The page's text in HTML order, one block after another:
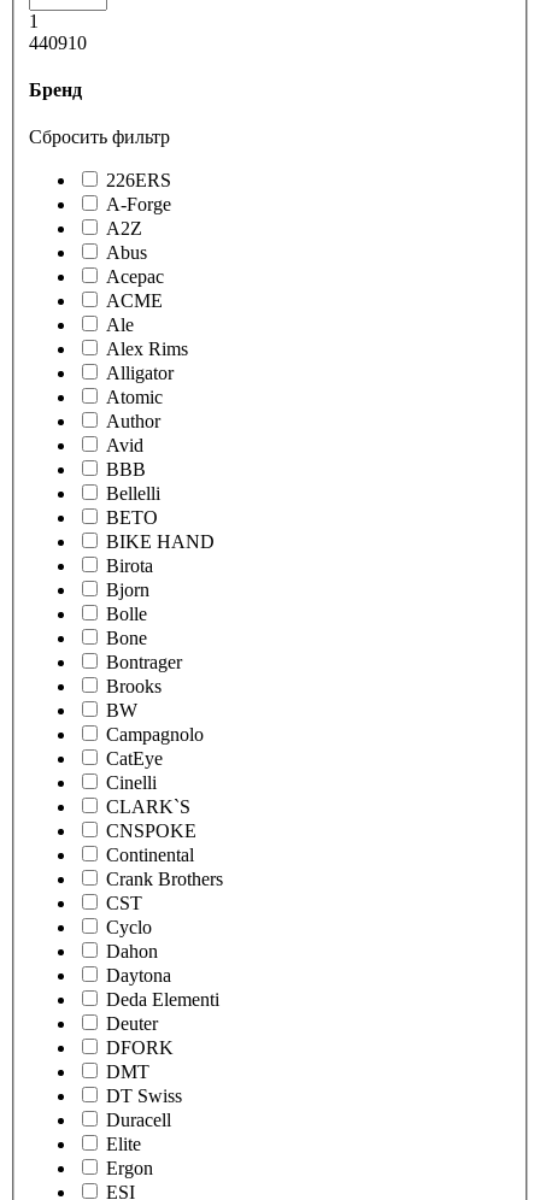
1
440910
Бренд
Сбросить фильтр
226ERS
A-Forge
A2Z
Abus
Acepac
ACME
Ale
Alex Rims
Alligator
Atomic
Author
Avid
BBB
Bellelli
BETO
BIKE HAND
Birota
Bjorn
Bolle
Bone
Bontrager
Brooks
BW
Campagnolo
CatEye
Cinelli
CLARK`S
CNSPOKE
Continental
Crank Brothers
CST
Cyclo
Dahon
Daytona
Deda Elementi
Deuter
DFORK
DMT
DT Swiss
Duracell
Elite
Ergon
ESI